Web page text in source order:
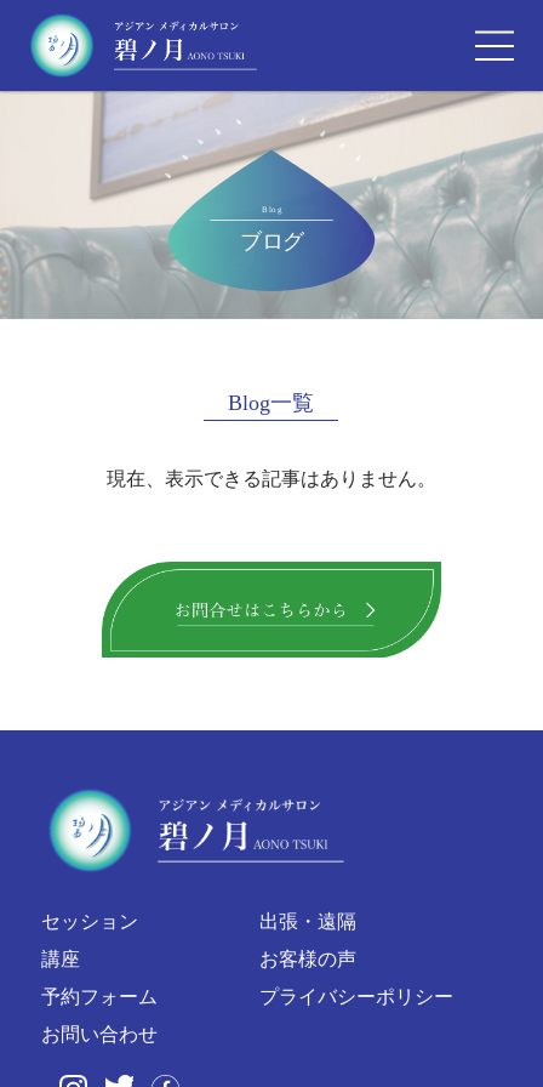
Blog一覧
現在、表示できる記事はありません。
セッション
講座
出張・遠隔
お客様の声
予約フォーム
お問い合わせ
プライバシーポリシー